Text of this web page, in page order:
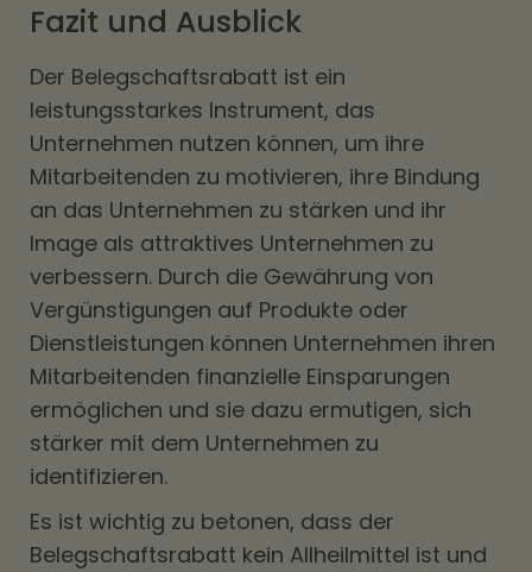
Fazit und Ausblick
Der Belegschaftsrabatt ist ein
leistungsstarkes Instrument, das
Unternehmen nutzen können, um ihre
Mitarbeitenden zu motivieren, ihre Bindung
an das Unternehmen zu stärken und ihr
Image als attraktives Unternehmen zu
verbessern. Durch die Gewährung von
Vergünstigungen auf Produkte oder
Dienstleistungen können Unternehmen ihren
Mitarbeitenden finanzielle Einsparungen
ermöglichen und sie dazu ermutigen, sich
stärker mit dem Unternehmen zu
identifizieren.
Es ist wichtig zu betonen, dass der
Belegschaftsrabatt kein Allheilmittel ist und